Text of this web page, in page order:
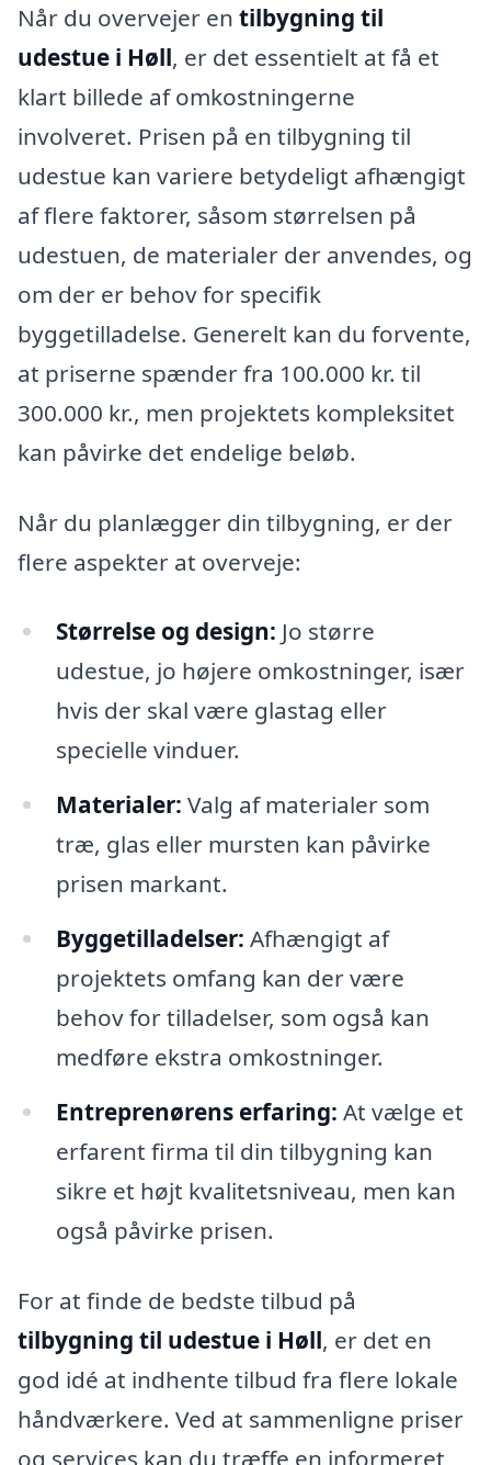
Når du overvejer en tilbygning til
udestue i Høll, er det essentielt at få et
klart billede af omkostningerne
involveret. Prisen på en tilbygning til
udestue kan variere betydeligt afhængigt
af flere faktorer, såsom størrelsen på
udestuen, de materialer der anvendes, og
om der er behov for specifik
byggetilladelse. Generelt kan du forvente,
at priserne spænder fra 100.000 kr. til
300.000 kr., men projektets kompleksitet
kan påvirke det endelige beløb.
Når du planlægger din tilbygning, er der
flere aspekter at overveje:
Størrelse og design: Jo større
udestue, jo højere omkostninger, især
hvis der skal være glastag eller
specielle vinduer.
Materialer: Valg af materialer som
træ, glas eller mursten kan påvirke
prisen markant.
Byggetilladelser: Afhængigt af
projektets omfang kan der være
behov for tilladelser, som også kan
medføre ekstra omkostninger.
Entreprenørens erfaring: At vælge et
erfarent firma til din tilbygning kan
sikre et højt kvalitetsniveau, men kan
også påvirke prisen.
For at finde de bedste tilbud på
tilbygning til udestue i Høll, er det en
god idé at indhente tilbud fra flere lokale
håndværkere. Ved at sammenligne priser
og services kan du træffe en informeret